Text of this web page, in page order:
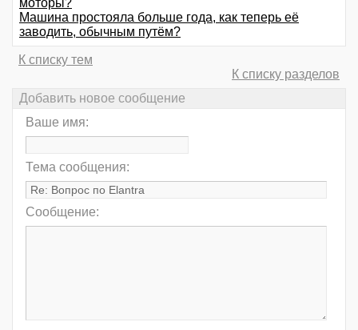
моторы?
Машина простояла больше года, как теперь её
заводить, обычным путём?
К списку тем
К списку разделов
Добавить новое сообщение
Ваше имя:
Тема сообщения:
Сообщение: